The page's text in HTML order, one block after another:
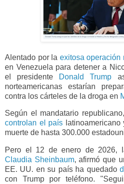
Alentado por la exitosa operación
en Venezuela para detener a
el presidente
Donald Trump
norteamericanas estarían
contra los cárteles de la droga en
Según el mandatario
controlan el país
muerte de hasta 300.000
Pero el 12 de enero de 2026,
Claudia Sheinbaum, afirmó que
EE. UU. en su país ha quedado
con Trump por teléfono.